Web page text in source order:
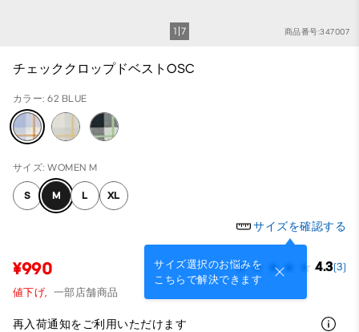
商品番号:347007
1 7
チェッククロップドベストOSC
カラー: 62 BLUE
サイズ: WOMEN M
S M L XL
サイズを確認する
サイズ選択のお悩みを
こちらで解決できます
¥990 4.3(3)
値下げ, 一部店舗商品
再入荷通知をご利用いただけます